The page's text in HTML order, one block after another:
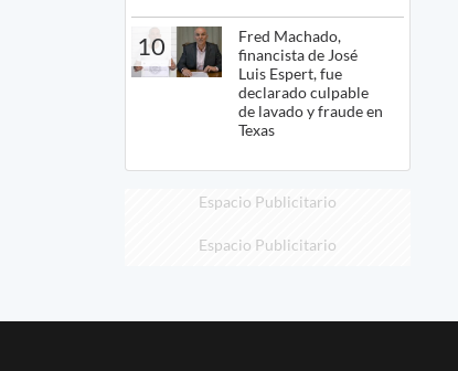
10
Fred Machado,
financista de José
Luis Espert, fue
declarado culpable
de lavado y fraude en
Texas
Espacio Publicitario
Espacio Publicitario